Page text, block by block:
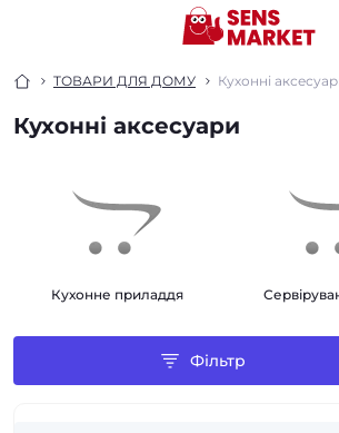
ТОВАРИ ДЛЯ ДОМУ Кухонні
Кухонні аксесуари
Кухонне приладдя
Фільтр